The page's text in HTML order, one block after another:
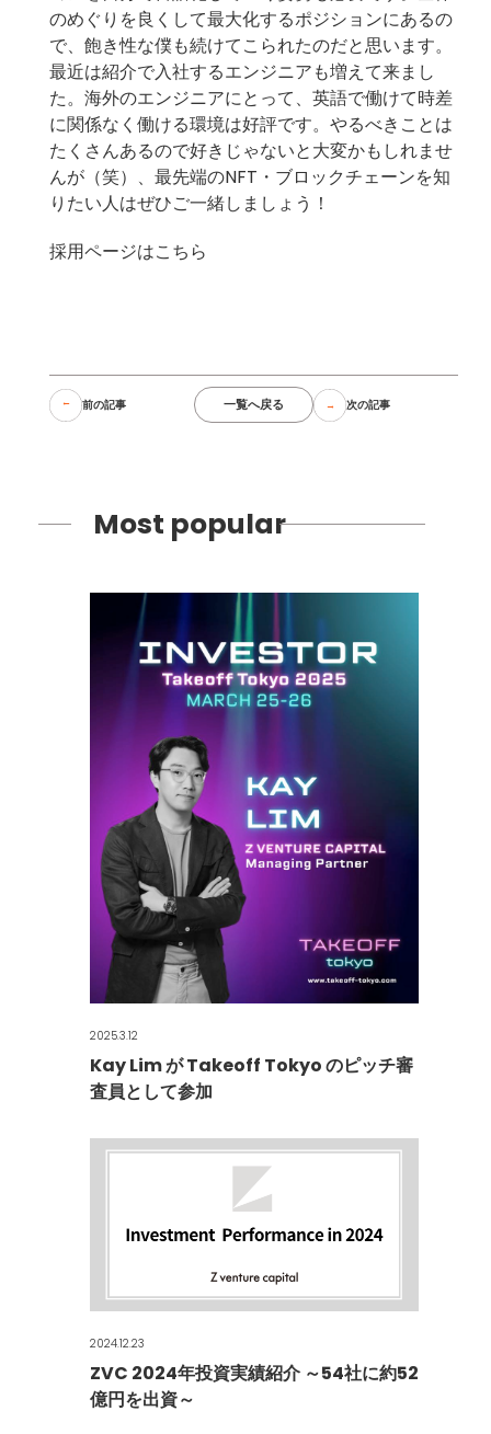
のめぐりを良くして最大化するポジションにあるの
で、飽き性な僕も続けてこられたのだと思います。
最近は紹介で入社するエンジニアも増えて来まし
た。海外のエンジニアにとって、英語で働けて時差
に関係なく働ける環境は好評です。やるべきことは
たくさんあるので好きじゃないと大変かもしれませ
んが（笑）、最先端のNFT・ブロックチェーンを知
りたい人はぜひご一緒しましょう！
採用ページはこちら
前の記事 一覧へ戻る 次の記事
Most popular
2025.3.12
Kay Lim が Takeoff Tokyo のピッチ審
査員として参加
2024.12.23
ZVC 2024年投資実績紹介 ～54社に約52
億円を出資～